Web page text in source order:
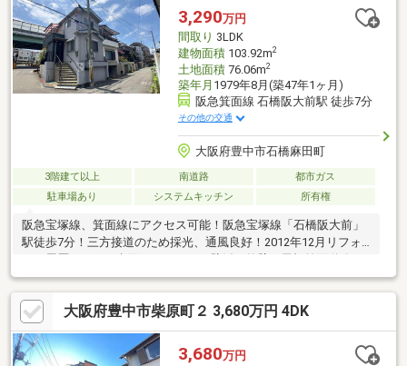
の他施設】・医療法人マックシール巽病院：徒歩10分◆現地見
学・内覧をご希望の際は下記の見学カレンダーまたはお電話でお
気軽にご予約ください♪
3,290万円
間取り 3LDK
建物面積103.92m2
土地面積76.06m2
築年月 1979年8月(築47年1ヶ月)
阪急箕面線 石橋阪大前駅 徒歩7分
その他の交通
大阪府豊中市石橋麻田町
3階建て以上 南道路
都市ガス
駐車場あり
システムキッチン 所有権
阪急宝塚線、箕面線にアクセス可能！阪急宝塚線「石橋阪大前」
駅徒歩7分！三方接道のため採光、通風良好！2012年12月リフォ
広く、駐車しやすいです！即引き渡し可能！駅からの道のりはほ
ぼ平坦！シャッター付き車庫！約17帖のゆったり使えるLDK！ウ
ォークインクロゼットなど収納充実！／周辺施設＼・阪急オアシ
ス石橋店徒歩10分…800ｍ・食品館アプロ石橋店徒歩10分…800
ｍ・医療法人マックシール巽病院徒歩10分…800ｍ
大阪府豊中市柴原町２ 3,680万円 4DK
3,680万円